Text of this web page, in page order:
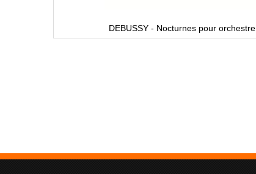
DEBUSSY - Nocturnes pour orchestre